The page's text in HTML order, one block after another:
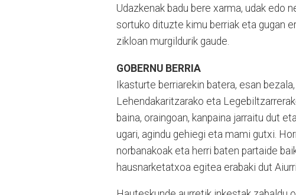
Udazkenak badu bere xarma, udak edo
sortuko dituzte kimu berriak eta gugan
zikloan murgildurik gaude.
GOBERNU BERRIA
Ikasturte berriarekin batera, esan
Lehendakaritzarako eta
baina, oraingoan, kanpaina jarraitu dut
ugari, agindu gehiegi eta mami gutxi.
norbanakoak eta herri baten partaide
hausnarketatxoa egitea erabaki dut